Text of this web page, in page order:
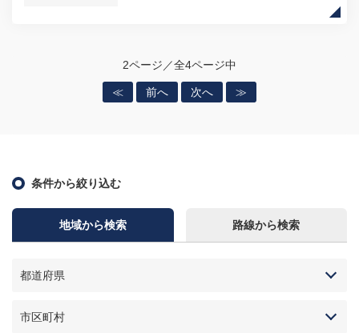
2ページ／全4ページ中
≪ 前へ 次へ ≫
条件から絞り込む
地域から検索 路線から検索
都道府県
市区町村